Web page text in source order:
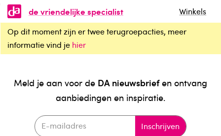
de vriendelijke specialist
Winkels
Op dit moment zijn er twee terugroepacties, meer
informatie vind je hier
Meld je aan voor de DA nieuwsbriefen ontvang
aanbiedingen en inspiratie.
Inschrijven